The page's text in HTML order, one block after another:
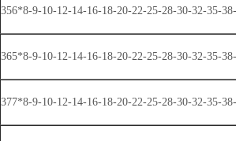
356*8-9-10-12-14-16-18-20-22-25-28-30-32-35-
365*8-9-10-12-14-16-18-20-22-25-28-30-32-35-
377*8-9-10-12-14-16-18-20-22-25-28-30-32-35-